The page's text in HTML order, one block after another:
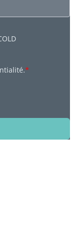
*